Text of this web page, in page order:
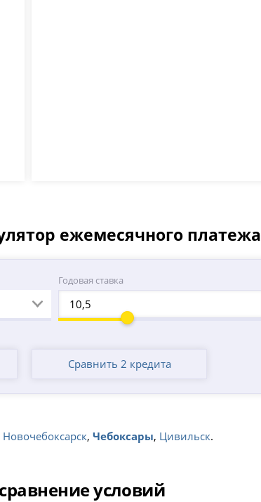
ежемесячного платежа
Годовая ставка
Сравнить 2 кредита
Новочебоксарск,Чебоксары, Цивильск.
условий